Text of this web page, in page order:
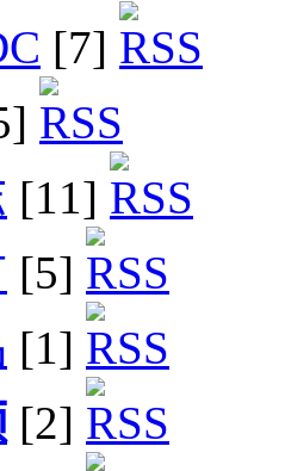
[7]
[11]
[5]
[1]
[2]